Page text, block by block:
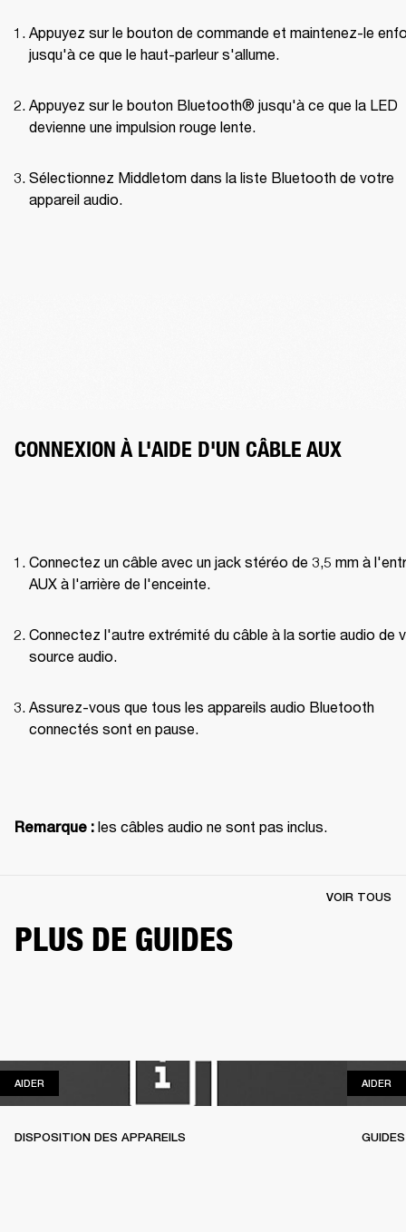
Appuyez sur le bouton de commande et maintenez-le
jusqu'à ce que le haut-parleur s'allume.
Appuyez sur le bouton Bluetooth® jusqu'à ce que la LED
devienne une impulsion rouge lente.
Sélectionnez Middletom dans la liste Bluetooth de votre
appareil audio.
CONNEXION À L'AIDE D'UN CÂBLE AUX
Connectez un câble avec un jack stéréo de 3,5 mm à
AUX à l'arrière de l'enceinte.
Connectez l'autre extrémité du câble à la sortie audio de
source audio.
Assurez-vous que tous les appareils audio Bluetooth
connectés sont en pause.
Remarque : les câbles audio ne sont pas inclus.
PLUS DE GUIDES
VOIR TOUS
AIDER
DISPOSITION DES APPAREILS
AIDER